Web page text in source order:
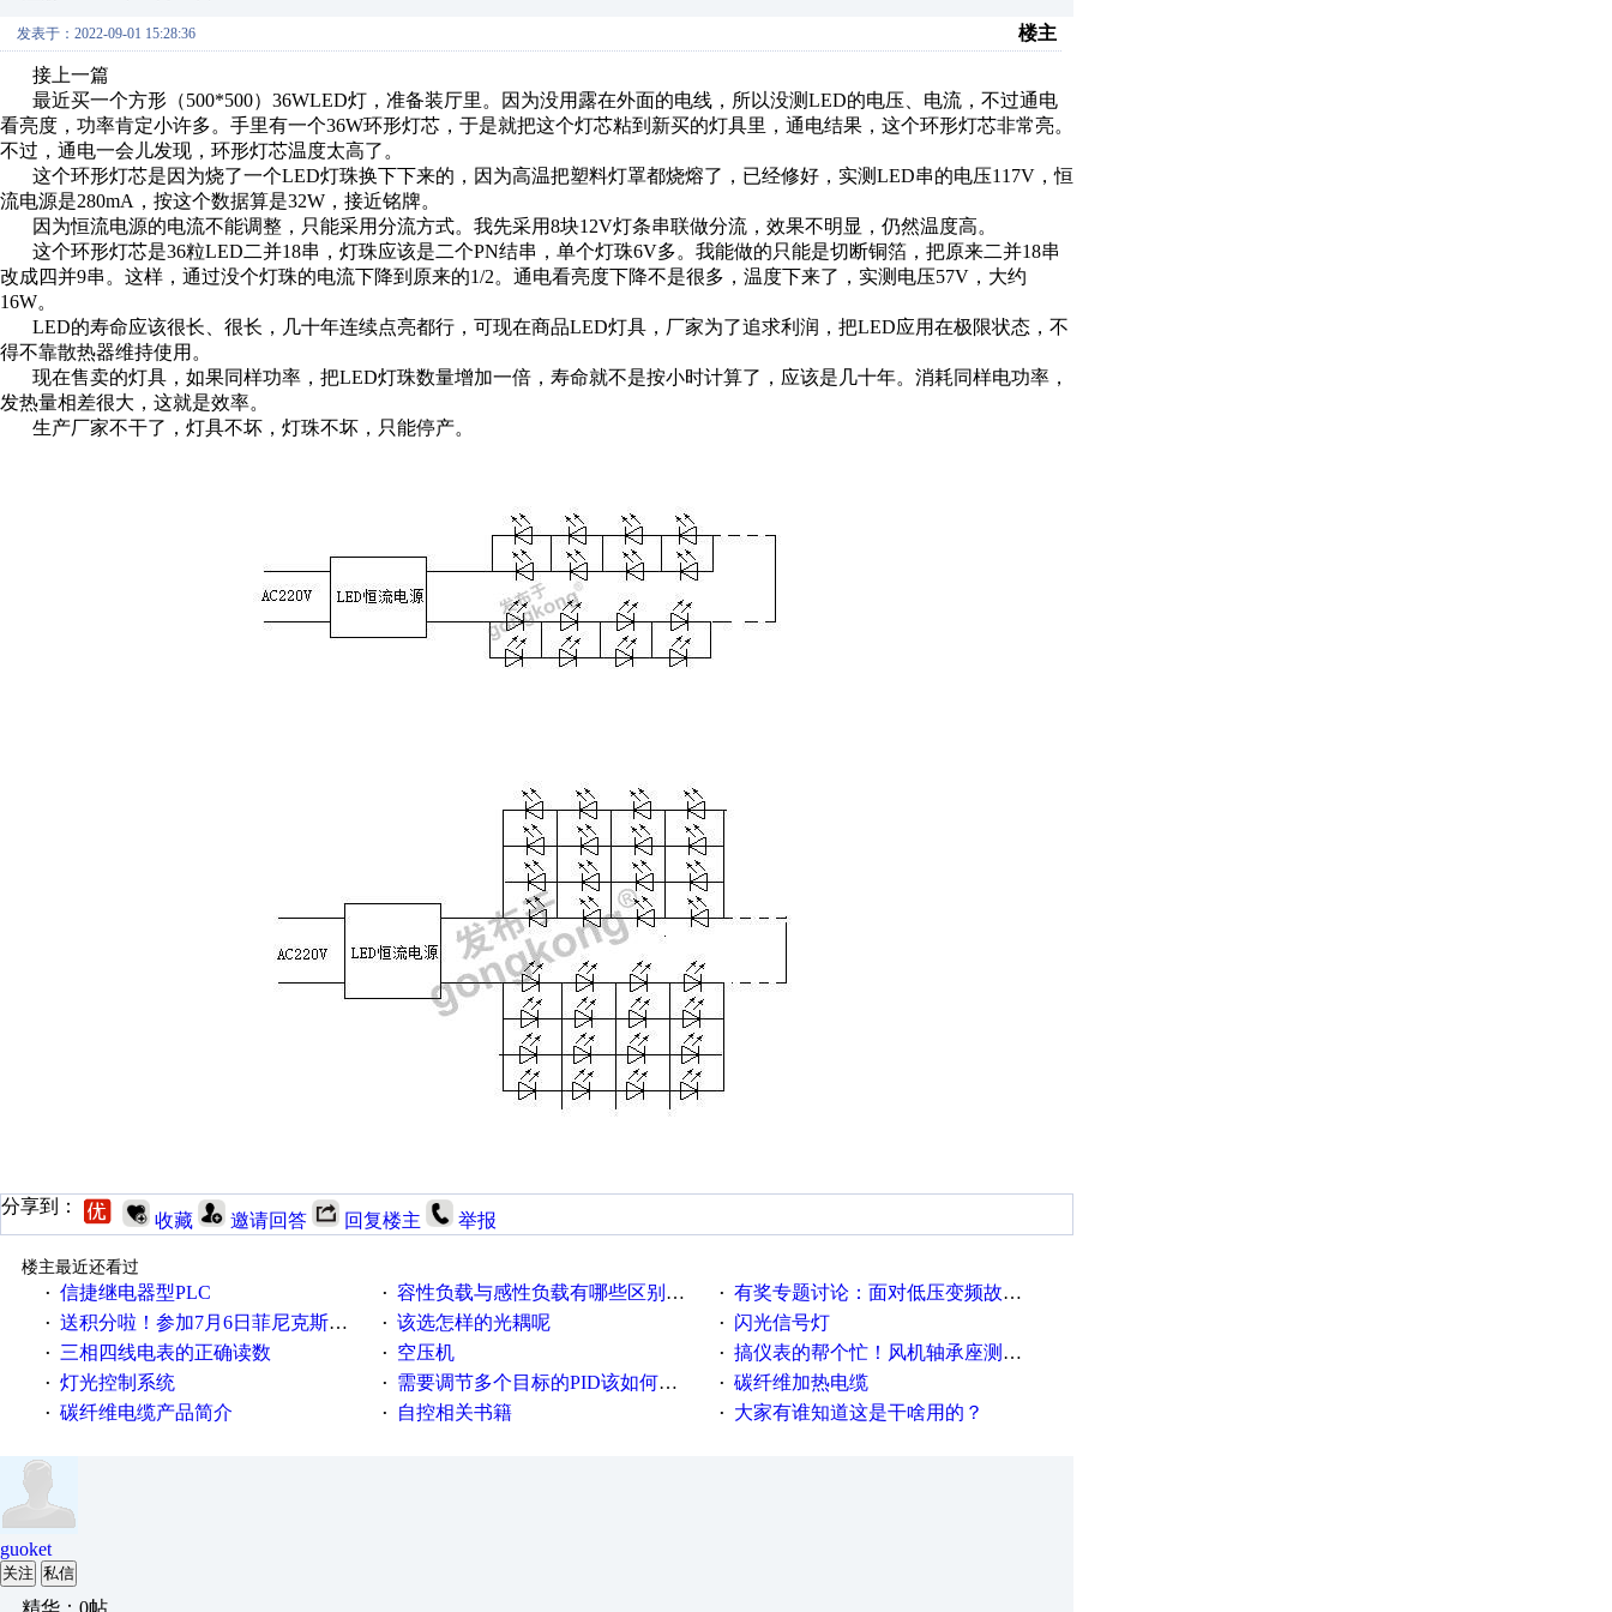
发表于：2022-09-01 15:28:36 楼主
接上一篇
最近买一个方形（500*500） 36WLED灯，准备装厅里。因为没用露在外面的电线，所以没测LED的电压、电流，不过通电
看亮度，功率肯定小许多。手里有一个36W环形灯芯，于是就把这个灯芯粘到新买的灯具里，通电结果，这个环形灯芯非常亮。
不过，通电一会儿发现，环形灯芯温度太高了。
这个环形灯芯是因为烧了一个LED灯珠换下下来的，因为高温把塑料灯罩都烧熔了，已经修好，实测LED串的电压117V ，恒
流电源是280mA ，按这个数据算是32W ，接近铭牌。
因为恒流电源的电流不能调整，只能采用分流方式。我先采用8块12V灯条串联做分流，效果不明显，仍然温度高。
这个环形灯芯是36粒LED二并18串，灯珠应该是二个PN结串，单个灯珠6V多。我能做的只能是切断铜箔，把原来二并18串
改成四并9串。这样，通过没个灯珠的电流下降到原来的1/2。通电看亮度下降不是很多，温度下来了，实测电压57V ，大约
16W。
LED的寿命应该很长、很长，几十年连续点亮都行，可现在商品LED灯具，厂家为了追求利润，把LED应用在极限状态，不
得不靠散热器维持使用。
现在售卖的灯具，如果同样功率，把LED灯珠数量增加一倍，寿命就不是按小时计算了，应该是几十年。消耗同样电功率，
发热量相差很大，这就是效率。
生产厂家不干了，灯具不坏，灯珠不坏，只能停产。
分享到：
收藏 邀请回答 回复楼主 举报
楼主最近还看过
· 信捷继电器型PLC · 容性负载与感性负载有哪些区别？？？ · 有奖专题讨论：面对低压变频故障，老手是这样解决的！
· 送积分啦！参加7月6日菲尼克斯在线研讨会即得 · 该选怎样的光耦呢 · 闪光信号灯
· 三相四线电表的正确读数 · 空压机 · 搞仪表的帮个忙！风机轴承座测振！
· 灯光控制系统 · 需要调节多个目标的PID该如何控制呢 · 碳纤维加热电缆
· 碳纤维电缆产品简介 · 自控相关书籍 · 大家有谁知道这是干啥用的？
guoket
关注 私信
精华：0帖